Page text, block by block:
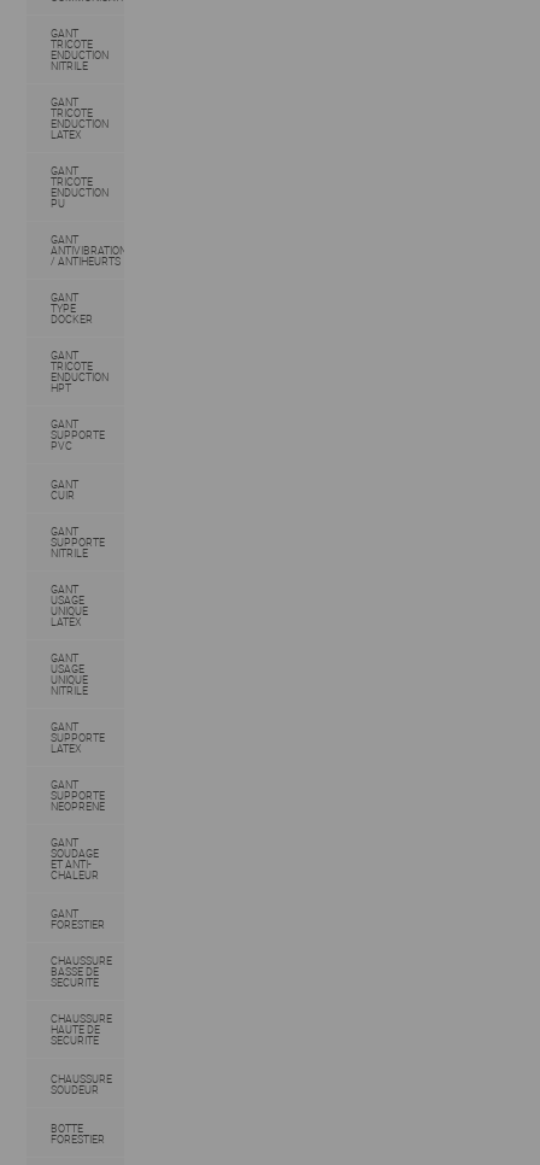
GANT
TRICOTE
ENDUCTION
NITRILE
GANT
TRICOTE
ENDUCTION
LATEX
GANT
TRICOTE
ENDUCTION
PU
GANT
ANTIVIBRATION
/ ANTIHEURTS
GANT
TYPE
DOCKER
GANT
TRICOTE
ENDUCTION
HPT
GANT
SUPPORTE
PVC
GANT
CUIR
GANT
SUPPORTE
NITRILE
GANT
USAGE
UNIQUE
LATEX
GANT
USAGE
UNIQUE
NITRILE
GANT
SUPPORTE
LATEX
GANT
SUPPORTE
NEOPRENE
GANT
SOUDAGE
ET ANTI-
CHALEUR
GANT
FORESTIER
CHAUSSURE
BASSE DE
SECURITE
CHAUSSURE
HAUTE DE
SECURITE
CHAUSSURE
SOUDEUR
BOTTE
FORESTIER